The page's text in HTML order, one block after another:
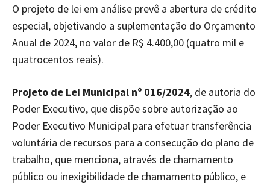
O projeto de lei em análise prevê a abertura de crédito
especial, objetivando a suplementação do Orçamento
Anual de 2024, no valor de R$ 4.400,00 (quatro mil e
quatrocentos reais).
Projeto de Lei Municipal nº 016/2024, de autoria do
Poder Executivo, que dispõe sobre autorização ao
Poder Executivo Municipal para efetuar transferência
voluntária de recursos para a consecução do plano de
trabalho, que menciona, através de chamamento
público ou inexigibilidade de chamamento público, e